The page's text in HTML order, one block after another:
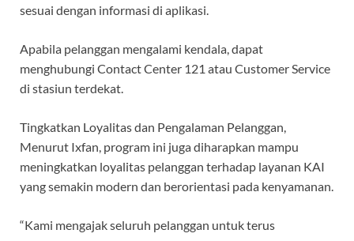
sesuai dengan informasi di aplikasi.
Apabila pelanggan mengalami kendala, dapat
menghubungi Contact Center 121 atau Customer Service
di stasiun terdekat.
Tingkatkan Loyalitas dan Pengalaman Pelanggan,
Menurut Ixfan, program ini juga diharapkan mampu
meningkatkan loyalitas pelanggan terhadap layanan KAI
yang semakin modern dan berorientasi pada kenyamanan.
“Kami mengajak seluruh pelanggan untuk terus